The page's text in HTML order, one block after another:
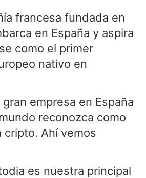
francesa fundada en
en España y aspira
como el primer
nativo en
empresa en España
reconozca como
cripto. Ahí vemos
es nuestra principal